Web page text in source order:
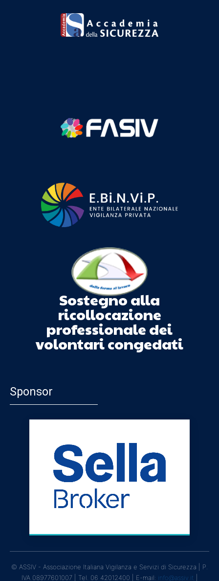
Sostegno alla
ricollocazione
professionale dei
volontari congedati
Sponsor
© ASSIV - Associazione Italiana Vigilanza e Servizi di Sicurezza | P.
IVA 08977601007 | Tel. 06 42012400 | E-mail: info@assiv.it